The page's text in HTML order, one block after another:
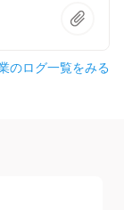
のログ一覧をみる